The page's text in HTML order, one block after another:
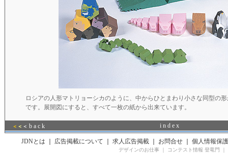
ロシアの人形マトリョーシカのように、中からひとまわり小さな同型の
です。展開図にすると、すべて一枚の紙から出来ています。
＜ ＜ ＜ b a c k i n d e x
JDNとは 広告掲載について 求人広告掲載｜ お問合せ｜ 個人情報保
デザインのお仕事｜ コンテスト情報 登竜門